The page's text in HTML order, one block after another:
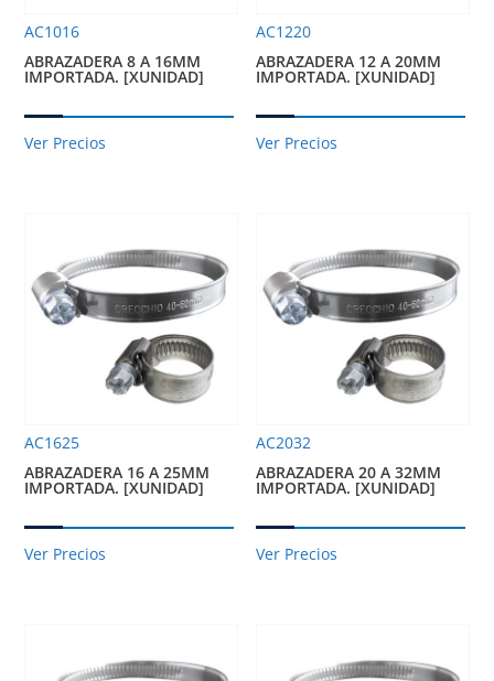
AC1016
ABRAZADERA 8 A 16MM
IMPORTADA. [XUNIDAD]
Ver Precios
AC1220
ABRAZADERA 12 A 20MM
IMPORTADA. [XUNIDAD]
Ver Precios
AC1625
ABRAZADERA 16 A 25MM
IMPORTADA. [XUNIDAD]
Ver Precios
AC2032
ABRAZADERA 20 A 32MM
IMPORTADA. [XUNIDAD]
Ver Precios